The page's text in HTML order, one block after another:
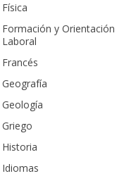
Física
Formación y Orientación
Laboral
Francés
Geografía
Geología
Griego
Historia
Idiomas